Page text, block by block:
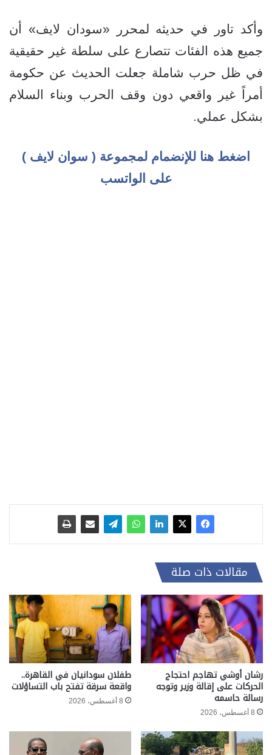
وأكد تاور في حديثه لمحرر «سودان لايف» أن
جميع هذه الفئات تتصارع على سلطة غير حقيقية
في ظل حرب شاملة جعلت الحديث عن حكومة
أمراً غير واقعي دون وقف الحرب وبناء السلام
بشكل عملي.
اضغط هنا للإنضمام لمجموعة ( سوان لايف )
على الواتسب
مقالات ذات صلة
رشان أوشي تهاجم احتجاج
الحركات على إقالة وزير وتوجه
رسالة حاسمه
8 أغسطس، 2026
طفلان سودانيان في القاهرة..
واقعة سرقة تفتح باب التساؤلات
8 أغسطس، 2026